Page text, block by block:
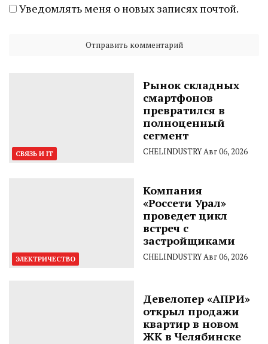
Уведомлять меня о новых записях почтой.
СВЯЗЬ И IT
Рынок складных
смартфонов
превратился в
полноценный
сегмент
CHELINDUSTRYАвг 06, 2026
ЭЛЕКТРИЧЕСТВО
Компания
«Россети Урал»
проведет цикл
встреч с
застройщиками
CHELINDUSTRYАвг 06, 2026
Девелопер «АПРИ»
открыл продажи
квартир в новом
ЖК в Челябинске